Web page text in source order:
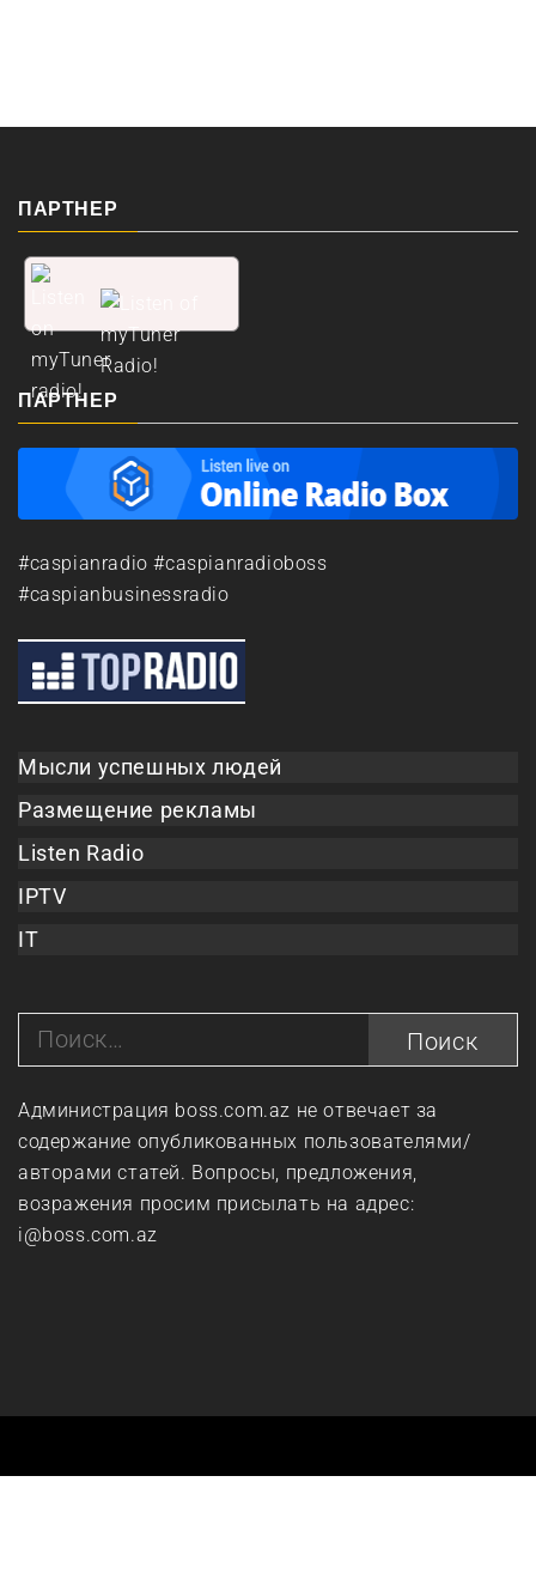
ПАРТНЕР
ПАРТНЕР
#caspianradio #caspianradioboss
#caspianbusinessradio
Мысли успешных людей
Размещение рекламы
Listen Radio
IPTV
IT
Найти:
Администрация boss.com.az не отвечает за
содержание опубликованных пользователями/
авторами статей. Вопросы, предложения,
возражения просим присылать на адрес:
i@boss.com.az